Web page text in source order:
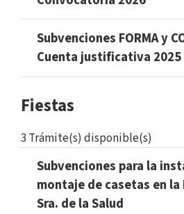
Subvenciones FORMA y
Cuenta justificativa 2025
Fiestas
3 Trámite(s) disponible(s)
Subvenciones para la
montaje de casetas en la
Sra. de la Salud